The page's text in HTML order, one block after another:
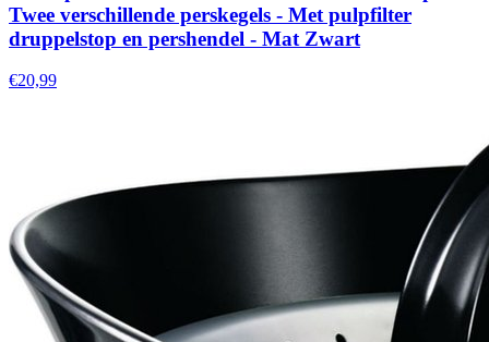
Twee verschillende perskegels - Met pulpfilter
druppelstop en pershendel - Mat Zwart
€20,99